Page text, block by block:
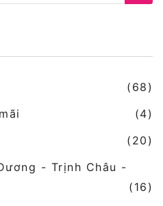
(68)
(4)
(20)
- Trịnh Châu -
(16)